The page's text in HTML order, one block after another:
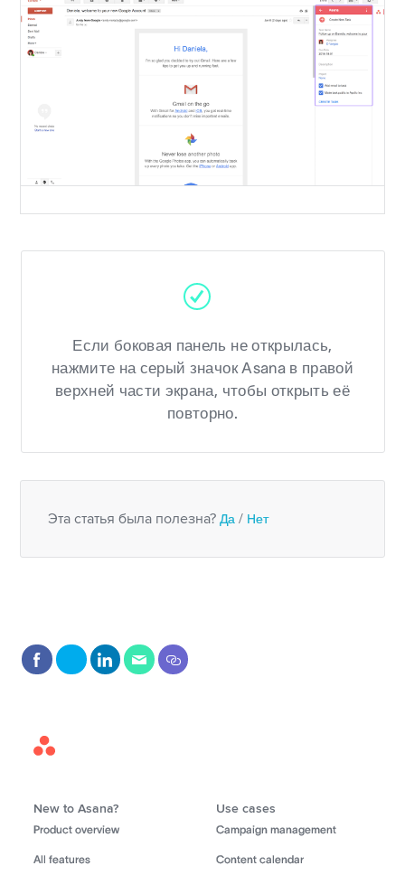
Если боковая панель не открылась,
нажмите на серый значок Asana в правой
верхней части экрана, чтобы открыть её
повторно.
Эта статья была полезна? Да / Нет
Asana
New to Asana?
Product overview
All features
Use cases
Campaign management
Content calendar